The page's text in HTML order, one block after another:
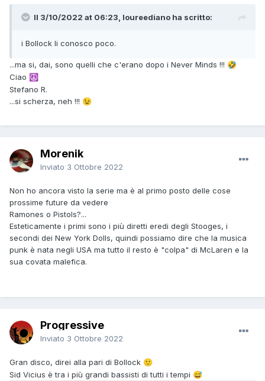
Il 3/10/2022 at 06:23, loureediano ha scritto:
i Bollock li conosco poco.
...ma si, dai, sono quelli che c'erano dopo i Never Minds !!! 🤣
Ciao ☮️
Stefano R.
...si scherza, neh !!! 😉
Morenik
Inviato 3 Ottobre 2022
Non ho ancora visto la serie ma è al primo posto delle cose
prossime future da vedere
Ramones o Pistols?...
Esteticamente i primi sono i più diretti eredi degli Stooges, i
secondi dei New York Dolls, quindi possiamo dire che la musica
punk è nata negli USA ma tutto il resto è "colpa" di McLaren e la
sua covata malefica.
Progressive
Inviato 3 Ottobre 2022
Gran disco, direi alla pari di Bollock 🙂
Sid Vicius è tra i più grandi bassisti di tutti i tempi 😅